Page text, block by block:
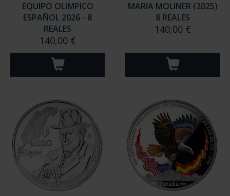
EQUIPO OLIMPICO
ESPAÑOL 2026 - 8
REALES
140,00 €
MARIA MOLINER (2025)
8 REALES
140,00 €